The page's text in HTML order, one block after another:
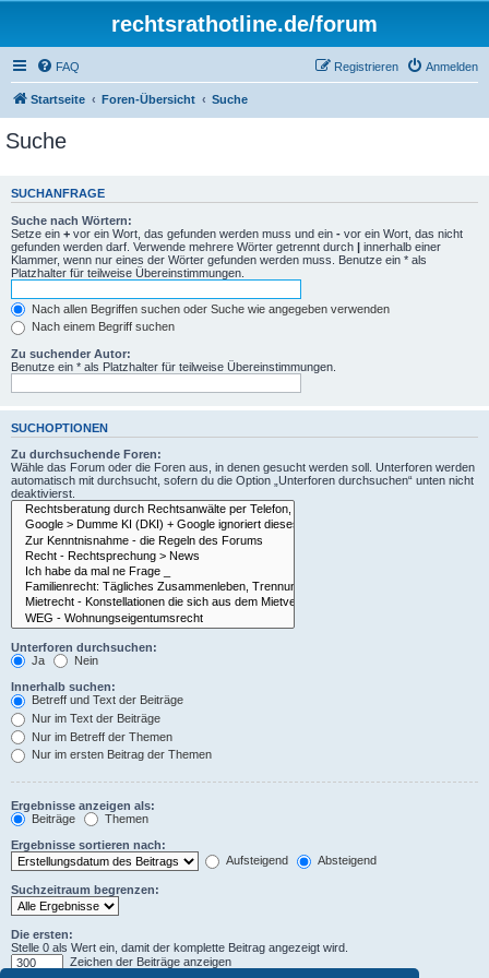
rechtsrathotline.de/forum
FAQ Anmelden
Registrieren
Startseite Foren-Übersicht Suche
Suche
SUCHANFRAGE
Suche nach Wörtern:
Setze ein + vor ein Wort, das gefunden werden muss und ein - vor ein Wort, das nicht
gefunden werden darf. Verwende mehrere Wörter getrennt durch | innerhalb einer
Klammer, wenn nur eines der Wörter gefunden werden muss. Benutze ein * als
Platzhalter für teilweise Übereinstimmungen.
Nach allen Begriffen suchen oder Suche wie angegeben verwenden
Nach einem Begriff suchen
Zu suchender Autor:
Benutze ein * als Platzhalter für teilweise Übereinstimmungen.
SUCHOPTIONEN
Zu durchsuchende Foren:
Wähle das Forum oder die Foren aus, in denen gesucht werden soll. Unterforen werden
automatisch mit durchsucht, sofern du die Option „Unterforen durchsuchen“ unten nicht
deaktivierst.
Unterforen durchsuchen:
Ja
Nein
Innerhalb suchen:
Betreff und Text der Beiträge
Nur im Text der Beiträge
Nur im Betreff der Themen
Nur im ersten Beitrag der Themen
Ergebnisse anzeigen als:
Beiträge
Themen
Ergebnisse sortieren nach:
Aufsteigend
Absteigend
Suchzeitraum begrenzen:
Die ersten:
Stelle 0 als Wert ein, damit der komplette Beitrag angezeigt wird.
Zeichen der Beiträge anzeigen